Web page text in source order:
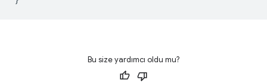
Bu size yardımcı oldu mu?